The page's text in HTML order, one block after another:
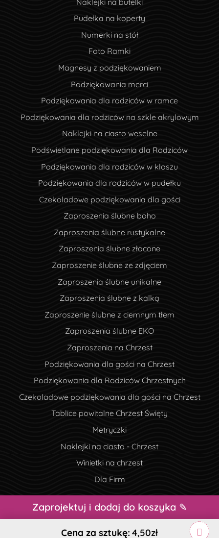
Cena za sztukę: 4,50zł
Zaprojektuj i dodaj do koszyka ✎
Pudełka na koperty
Numerki na stół
Foto Ramki
Magnesy z podziękowaniem
Podziękowania merci
Podziękowania dla rodziców w ramce
Podziękowania dla rodziców na szkle akrylowym
Naklejki na ciasto weselne
Podświetlane podziękowania dla Rodziców
Podziękowania dla rodziców w kloszu
Podziękowania dla rodziców w pudełku
Czekoladowe podziękowania dla gości
Zaproszenia ślubne boho
Zaproszenia ślubne rustykalne
Zaproszenia ślubne złocone
Zaproszenie ślubne ze zdjęciem
Zaproszenia ślubne unikalne
Zaproszenia ślubne z kalką
Zaproszenie ślubne z ciemnym tłem
Zaproszenia ślubne EKO
Zaproszenia na Chrzest
Podziękowania dla gości na Chrzest
Podziękowania dla Rodziców Chrzestnych
Czekoladowe podziękowania dla gości na Chrzest
Tablice powitalne Chrzest Święty
Metryczki
Naklejki na ciasto - Chrzest
Winietki na chrzest
Dla Firm
Prawa autorskie ©2026 Drukana.pl Wszelkie prawa
zastrzeżone.